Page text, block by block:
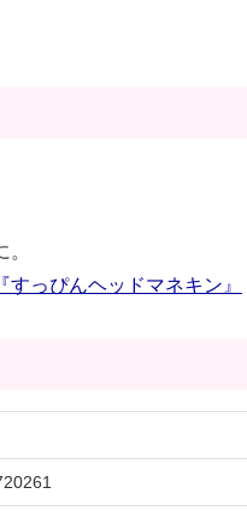
『すっぴんヘッドマネキン』